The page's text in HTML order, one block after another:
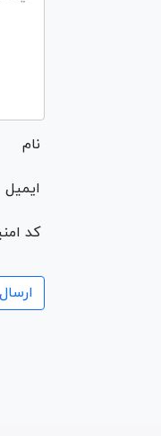
نام
ایمیل
* کد